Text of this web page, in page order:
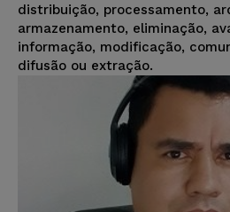
distribuição, processamento,
armazenamento, eliminação,
informação, modificação,
difusão ou extração.